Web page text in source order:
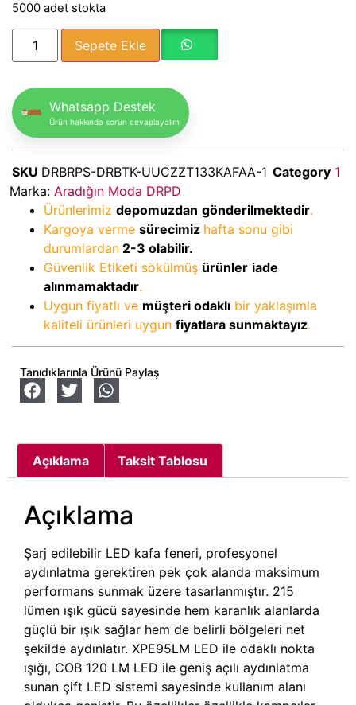
5000 adet stokta
Sepete Ekle
Whatsapp Destek
Ürün hakkında sorun cevaplayalım
SKU DRBRPS-DRBTK-UUCZZT133KAFAA-1 Category 1
Marka: Aradığın Moda DRPD
Ürünlerimiz depomuzdan gönderilmektedir.
Kargoya verme sürecimiz hafta sonu gibi
durumlardan 2-3 olabilir.
Güvenlik Etiketi sökülmüş ürünler iade
alınmamaktadır.
Uygun fiyatlı ve müşteri odaklı bir yaklaşımla
kaliteli ürünleri uygun fiyatlara sunmaktayız.
Tanıdıklarınla Ürünü Paylaş
Açıklama Taksit Tablosu
Açıklama
Şarj edilebilir LED kafa feneri, profesyonel
aydınlatma gerektiren pek çok alanda maksimum
performans sunmak üzere tasarlanmıştır. 215
lümen ışık gücü sayesinde hem karanlık alanlarda
güçlü bir ışık sağlar hem de belirli bölgeleri net
şekilde aydınlatır. XPE95LM LED ile odaklı nokta
ışığı, COB 120 LM LED ile geniş açılı aydınlatma
sunan çift LED sistemi sayesinde kullanım alanı